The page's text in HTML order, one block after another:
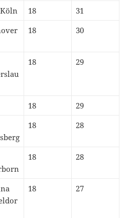
18
31
18 30
18 29
18
29
18 28
18 28
18 27